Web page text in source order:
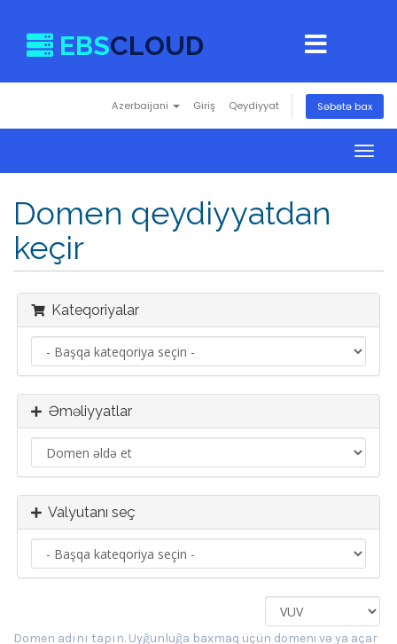
EBSCLOUD
Azerbaijani Giriş Qeydiyyat Səbətə bax
Domen qeydiyyatdan
keçir
Kateqoriyalar
Əməliyyatlar
Valyutanı seç
Domen adını tapın. Uyğunluğa baxmaq üçün domeni və ya açar